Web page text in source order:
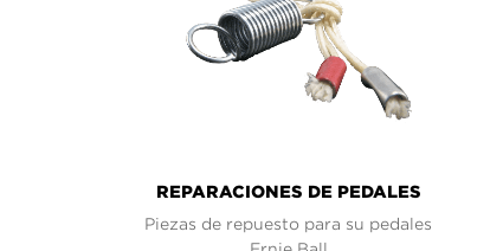
REPARACIONES DE PEDALES
Piezas de repuesto para su pedales